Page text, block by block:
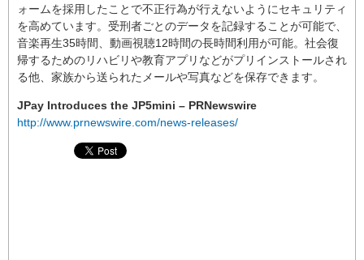
ォームを採用したことで不正行為が行えないようにセキュリティ
を高めています。受刑者ごとのデータを記録することが可能で、
音楽再生35時間、動画視聴12時間の長時間利用が可能。社会復
帰するためのリハビリや教育アプリなどがプリインストールされ
る他、家族から送られたメールや写真などを保存できます。
JPay Introduces the JP5mini – PRNewswire
http://www.prnewswire.com/news-releases/